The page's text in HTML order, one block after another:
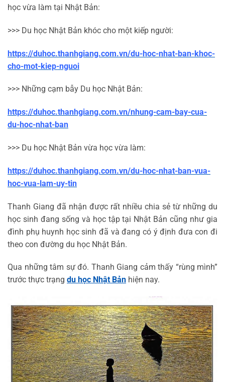
học vừa làm tại Nhật Bản:
>>> Du học Nhật Bản khóc cho một kiếp người:
https://duhoc.thanhgiang.com.vn/du-hoc-nhat-ban-khoc-
cho-mot-kiep-nguoi
>>> Những cạm bẫy Du học Nhật Bản:
https://duhoc.thanhgiang.com.vn/nhung-cam-bay-cua-
du-hoc-nhat-ban
>>> Du học Nhật Bản vừa học vừa làm:
https://duhoc.thanhgiang.com.vn/du-hoc-nhat-ban-vua-
hoc-vua-lam-uy-tin
Thanh Giang đã nhận được rất nhiều chia sẻ từ những du
học sinh đang sống và học tập tại Nhật Bản cũng như gia
đình phụ huynh học sinh đã và đang có ý định đưa con đi
theo con đường du học Nhật Bản.
Qua những tâm sự đó. Thanh Giang cảm thấy “rùng mình”
trước thực trạng du học Nhật Bản hiện nay.